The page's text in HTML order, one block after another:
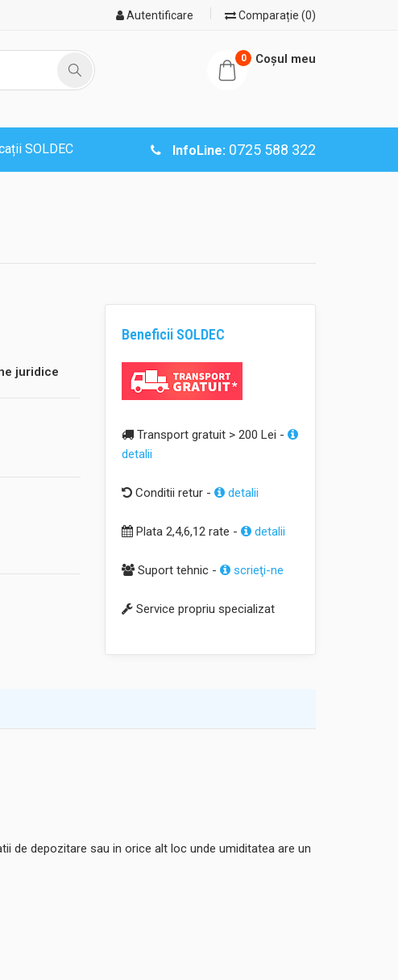
Autentificare Comparație (0)
0 Coşul meu
InfoLine: 0725 588 322
SOLDEC
juridice
Beneficii SOLDEC
Transport gratuit > 200 Lei -
detalii
Conditii retur - detalii
Plata 2,4,6,12 rate - detalii
Suport tehnic - scrieţi-ne
Service propriu specializat
de depozitare sau in orice alt loc unde umiditatea are un